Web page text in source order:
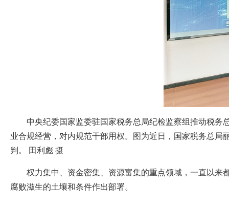
中央纪委国家监委驻国家税务总局纪检监察组推动税务
业合规经营，对内规范干部用权。图为近日，国家税务总
判。 田利彪 摄
权力集中、资金密集、资源富集的重点领域，一直以来
腐败滋生的土壤和条件作出部署。